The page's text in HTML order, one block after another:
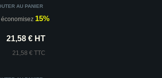
économisez 15%
21,58 € HT
21,58 € TTC